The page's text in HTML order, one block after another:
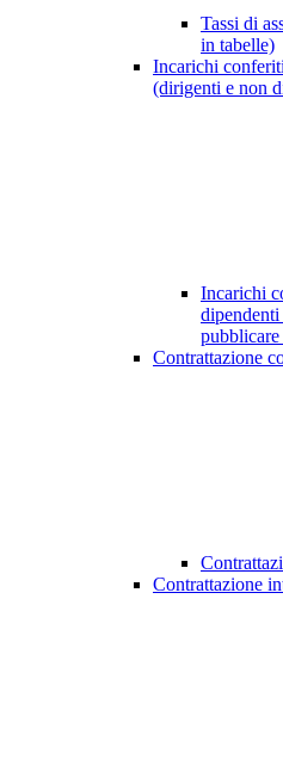
Tassi di
in tabelle)
Incarichi
(dirigenti e non
Incarichi
Contrattazione
Contrattazione